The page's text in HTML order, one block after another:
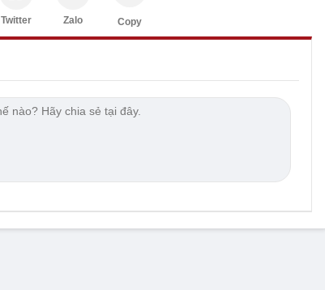
Twitter Zalo Copy